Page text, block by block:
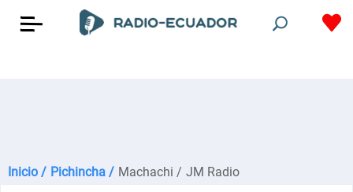
Inicio / Pichincha / Machachi / JM Radio